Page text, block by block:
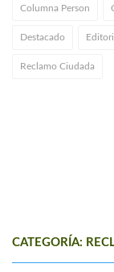
Columna Person
Destacado
Reclamo Ciudada
CATEGORÍA: